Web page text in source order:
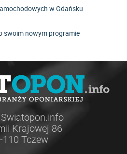
w Gdańsku
swoim nowym programie
Krajowej 86
110 Tczew